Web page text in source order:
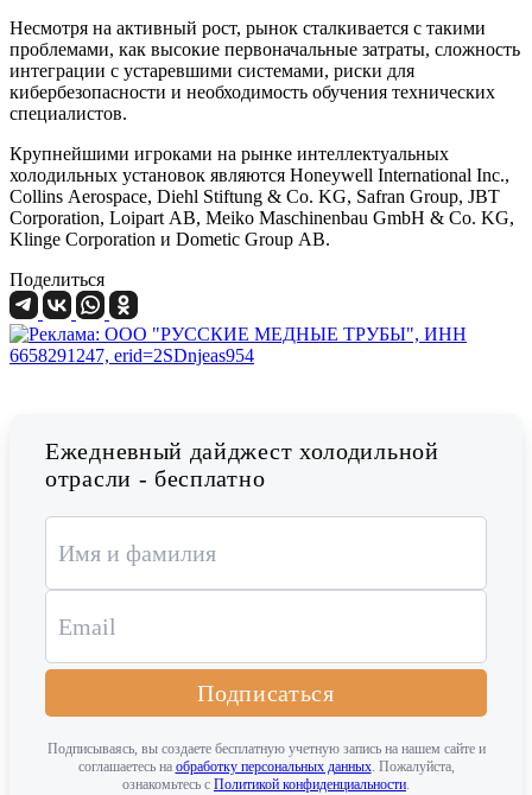
Несмотря на активный рост, рынок сталкивается с такими
проблемами, как высокие первоначальные затраты, сложность
интеграции с устаревшими системами, риски для
кибербезопасности и необходимость обучения технических
специалистов.
Крупнейшими игроками на рынке интеллектуальных
холодильных установок являются Honeywell International Inc.,
Collins Aerospace, Diehl Stiftung & Co. KG, Safran Group, JBT
Corporation, Loipart AB, Meiko Maschinenbau GmbH & Co. KG,
Klinge Corporation и Dometic Group AB.
Поделиться
Ежедневный дайджест холодильной
отрасли - бесплатно
Подписаться
Подписываясь, вы создаете бесплатную учетную запись на нашем сайте и
соглашаетесь на обработку персональных данных. Пожалуйста,
ознакомьтесь с Политикой конфиденциальности.